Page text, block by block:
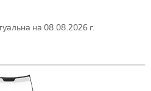
на 08.08.2026 г.